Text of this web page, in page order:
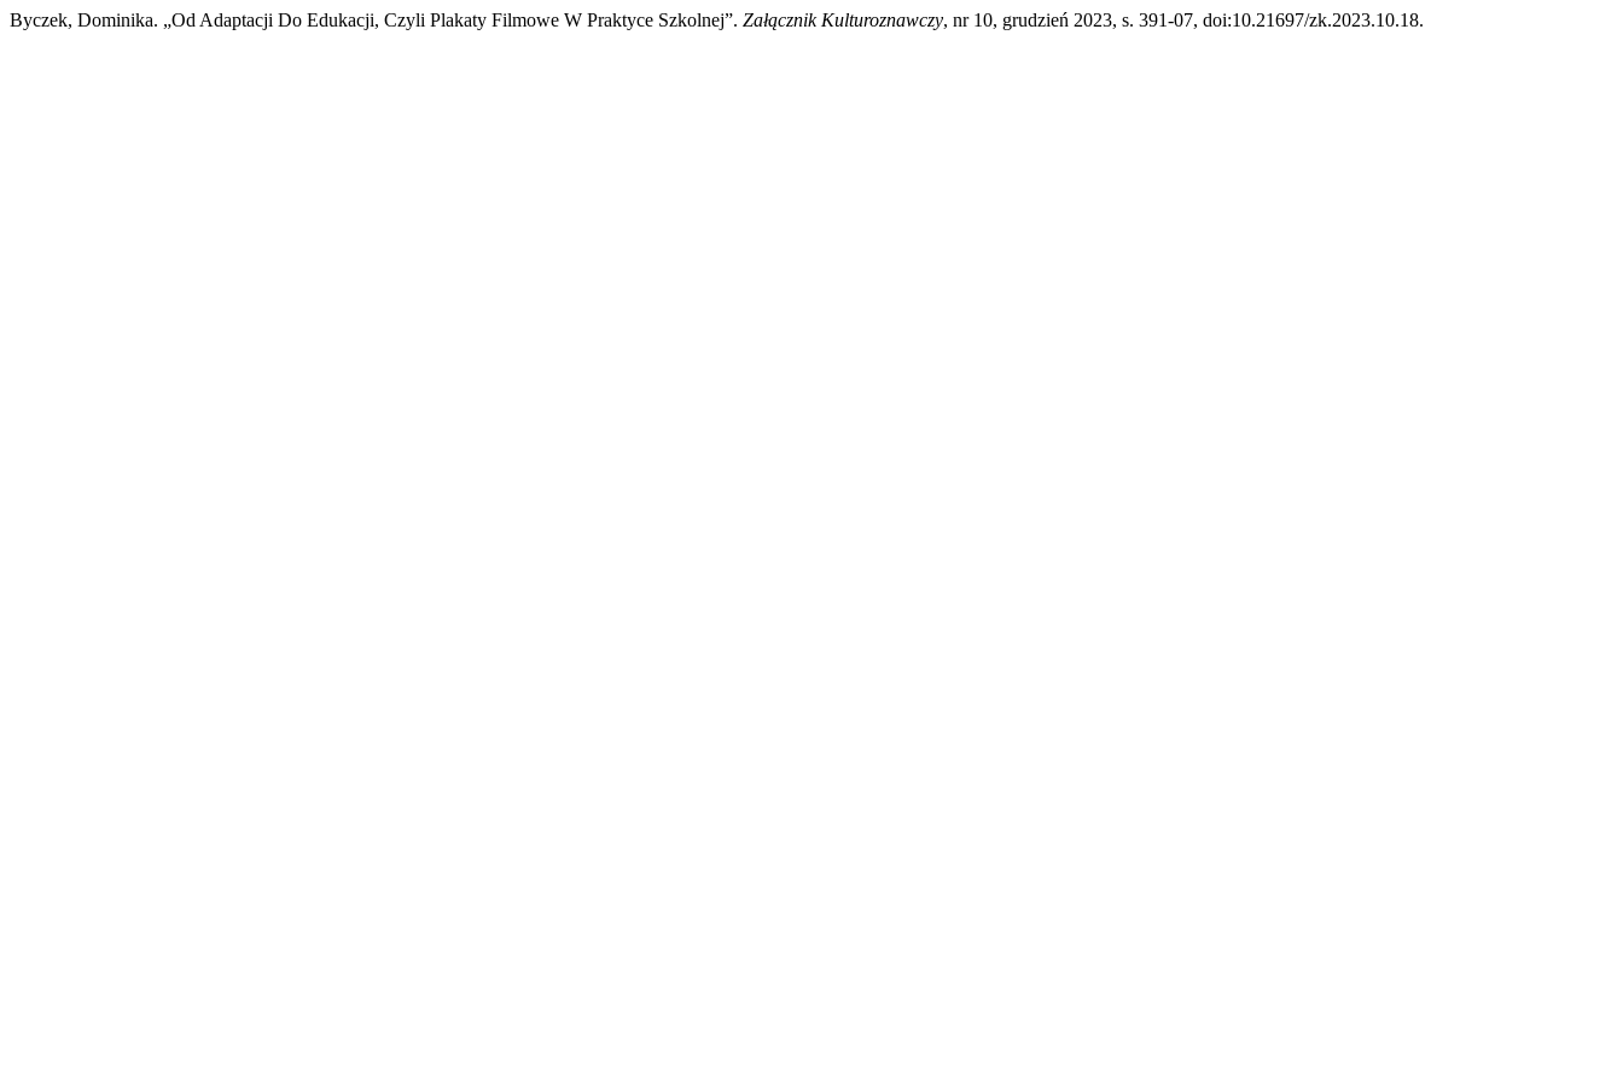
Byczek, Dominika. „Od Adaptacji Do Edukacji, Czyli Plakaty Filmowe W Praktyce Szkolnej”. Załącznik Kulturoznawczy, nr 10, grudzień 2023, s. 391-07, doi:10.21697/zk.2023.10.18.